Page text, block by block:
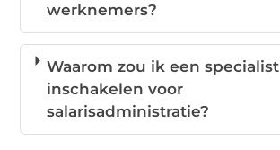
werknemers?
Waarom zou ik een specialist
inschakelen voor
salarisadministratie?